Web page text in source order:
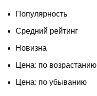
Популярность
Средний рейтинг
Новизна
Цена: по возрастанию
Цена: по убыванию